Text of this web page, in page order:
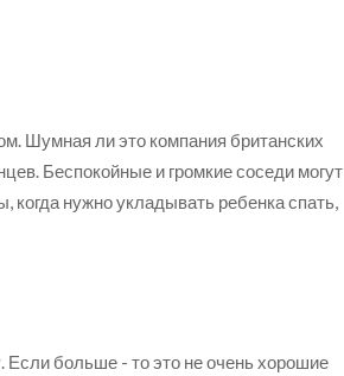
Шумная ли это компания британских
Беспокойные и громкие соседи могут
когда нужно укладывать ребенка спать,
Если больше - то это не очень хорошие